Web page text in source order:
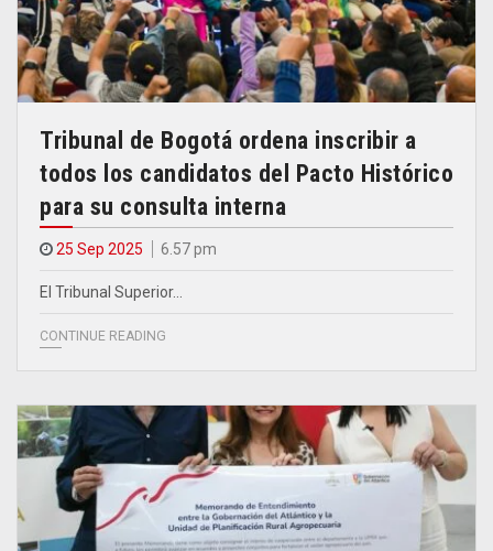
Tribunal de Bogotá ordena inscribir a
todos los candidatos del Pacto Histórico
para su consulta interna
25 Sep 2025 6.57 pm
El Tribunal Superior…
CONTINUE READING